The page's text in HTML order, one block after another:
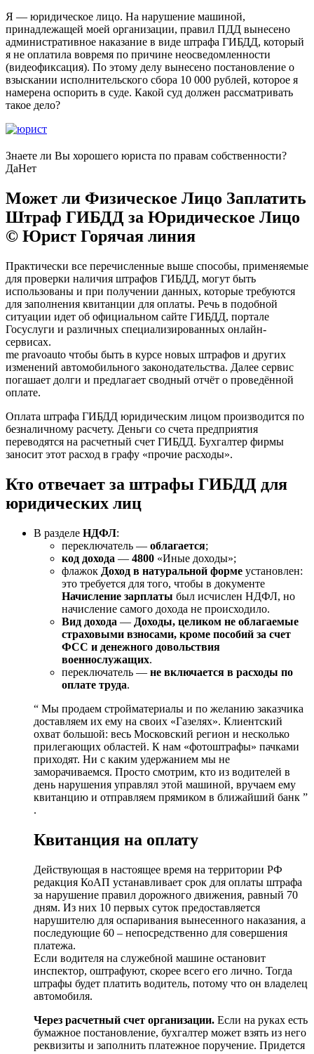
Я — юридическое лицо. На нарушение машиной,
принадлежащей моей организации, правил ПДД вынесено
административное наказание в виде штрафа ГИБДД, который
я не оплатила вовремя по причине неосведомленности
(видеофиксация). По этому делу вынесено постановление о
взыскании исполнительского сбора 10 000 рублей, которое я
намерена оспорить в суде. Какой суд должен рассматривать
такое дело?
Знаете ли Вы хорошего юриста по правам собственности?
ДаНет
Может ли Физическое Лицо Заплатить
Штраф ГИБДД за Юридическое Лицо
© Юрист Горячая линия
Практически все перечисленные выше способы, применяемые
для проверки наличия штрафов ГИБДД, могут быть
использованы и при получении данных, которые требуются
для заполнения квитанции для оплаты. Речь в подобной
ситуации идет об официальном сайте ГИБДД, портале
Госуслуги и различных специализированных онлайн-
сервисах.
me pravoauto чтобы быть в курсе новых штрафов и других
изменений автомобильного законодательства. Далее сервис
погашает долги и предлагает сводный отчёт о проведённой
оплате.
Оплата штрафа ГИБДД юридическим лицом производится по
безналичному расчету. Деньги со счета предприятия
переводятся на расчетный счет ГИБДД. Бухгалтер фирмы
заносит этот расход в графу «прочие расходы».
Кто отвечает за штрафы ГИБДД для
юридических лиц
В разделе НДФЛ:
переключатель — облагается;
код дохода — 4800 «Иные доходы»;
флажок Доход в натуральной форме установлен:
это требуется для того, чтобы в документе
Начисление зарплаты был исчислен НДФЛ, но
начисление самого дохода не происходило.
Вид дохода — Доходы, целиком не облагаемые
страховыми взносами, кроме пособий за счет
ФСС и денежного довольствия
военнослужащих.
переключатель — не включается в расходы по
оплате труда.
“ Мы продаем стройматериалы и по желанию заказчика
доставляем их ему на своих «Газелях». Клиентский
охват большой: весь Московский регион и несколько
прилегающих областей. К нам «фотоштрафы» пачками
приходят. Ни с каким удержанием мы не
заморачиваемся. Просто смотрим, кто из водителей в
день нарушения управлял этой машиной, вручаем ему
квитанцию и отправляем прямиком в ближайший банк ”
.
Квитанция на оплату
Действующая в настоящее время на территории РФ
редакция КоАП устанавливает срок для оплаты штрафа
за нарушение правил дорожного движения, равный 70
дням. Из них 10 первых суток предоставляется
нарушителю для оспаривания вынесенного наказания, а
последующие 60 – непосредственно для совершения
платежа.
Если водителя на служебной машине остановит
инспектор, оштрафуют, скорее всего его лично. Тогда
штрафы будет платить водитель, потому что он владелец
автомобиля.
Через расчетный счет организации. Если на руках есть
бумажное постановление, бухгалтер может взять из него
реквизиты и заполнить платежное поручение. Придется